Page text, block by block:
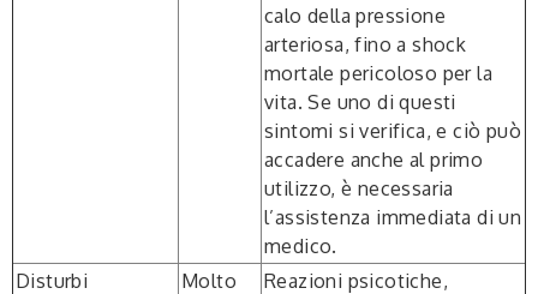
calo della pressione
arteriosa, fino a shock
mortale pericoloso per la
vita. Se uno di questi
sintomi si verifica, e ciò può
accadere anche al primo
utilizzo, è necessaria
l’assistenza immediata di un
medico.
Disturbi
Molto
Reazioni psicotiche,